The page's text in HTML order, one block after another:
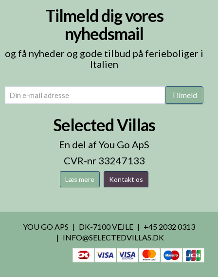
Tilmeld dig vores
nyhedsmail
og få nyheder og gode tilbud på ferieboliger i
Italien
email (Påkrævet) Tilmeld
Selected Villas
En del af You Go ApS
CVR-nr 33247133
Læs mere Kontakt os
YOU GO APS DK-7100 VEJLE
+45 2032 0313
INFO@SELECTEDVILLAS.DK